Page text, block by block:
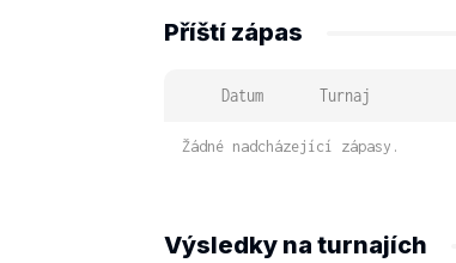
Příští zápas
Datum Turnaj
Žádné nadcházející zápasy.
Výsledky na turnajích